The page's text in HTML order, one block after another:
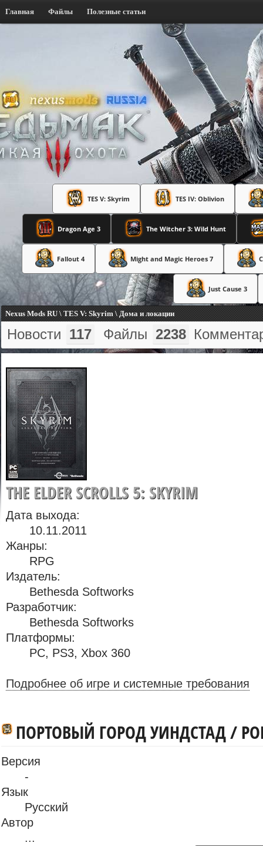
Главная Файлы Полезные статьи
TES V: Skyrim TES IV: Oblivion
Dragon Age 3 The Witcher 3: Wild Hunt
Fallout 4 Might and Magic Heroes 7
Just Cause 3
Nexus Mods RU \ TES V: Skyrim \ Дома и локации
Новости 117 Файлы 2238
THE ELDER SCROLLS 5: SKYRIM
Дата выхода:
10.11.2011
Жанры:
RPG
Издатель:
Bethesda Softworks
Разработчик:
Bethesda Softworks
Платформы:
PC, PS3, Xbox 360
Подробнее об игре и системные требования
ПОРТОВЫЙ ГОРОД УИНДСТАД /
Версия
-
Язык
Русский
Автор
...